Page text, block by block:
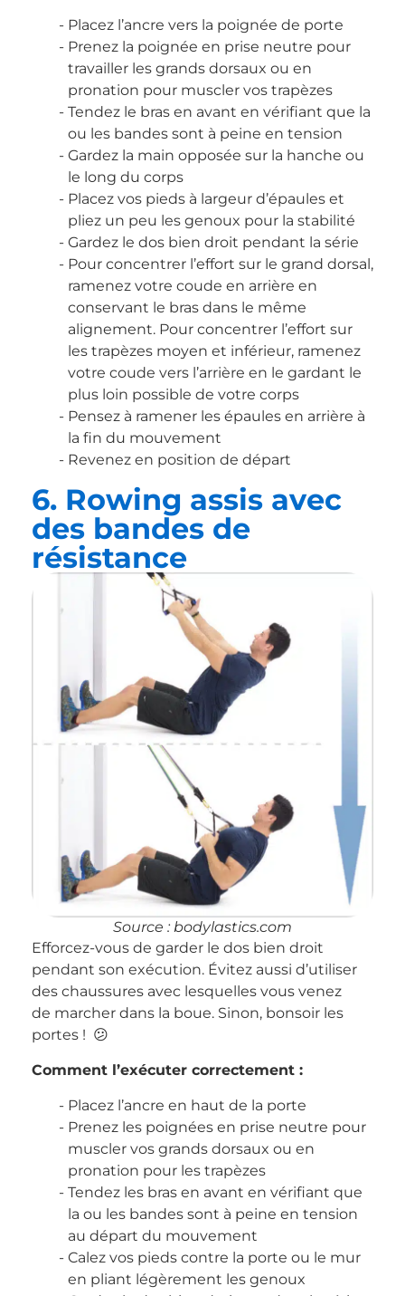
Placez l’ancre vers la poignée de porte
Prenez la poignée en prise neutre pour
travailler les grands dorsaux ou en
pronation pour muscler vos trapèzes
Tendez le bras en avant en vérifiant que la
ou les bandes sont à peine en tension
Gardez la main opposée sur la hanche ou
le long du corps
Placez vos pieds à largeur d’épaules et
pliez un peu les genoux pour la stabilité
Gardez le dos bien droit pendant la série
Pour concentrer l’effort sur le grand dorsal,
ramenez votre coude en arrière en
conservant le bras dans le même
alignement. Pour concentrer l’effort sur
les trapèzes moyen et inférieur, ramenez
votre coude vers l’arrière en le gardant le
plus loin possible de votre corps
Pensez à ramener les épaules en arrière à
la fin du mouvement
Revenez en position de départ
6. Rowing assis avec
des bandes de
résistance
Source : bodylastics.com
Efforcez-vous de garder le dos bien droit
pendant son exécution. Évitez aussi d’utiliser
des chaussures avec lesquelles vous venez
de marcher dans la boue. Sinon, bonsoir les
portes ! 😕
Comment l’exécuter correctement :
Placez l’ancre en haut de la porte
Prenez les poignées en prise neutre pour
muscler vos grands dorsaux ou en
pronation pour les trapèzes
Tendez les bras en avant en vérifiant que
la ou les bandes sont à peine en tension
au départ du mouvement
Calez vos pieds contre la porte ou le mur
en pliant légèrement les genoux